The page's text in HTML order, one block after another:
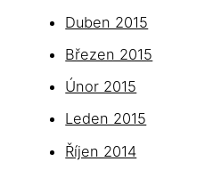
Duben 2015
Březen 2015
Únor 2015
Leden 2015
Říjen 2014